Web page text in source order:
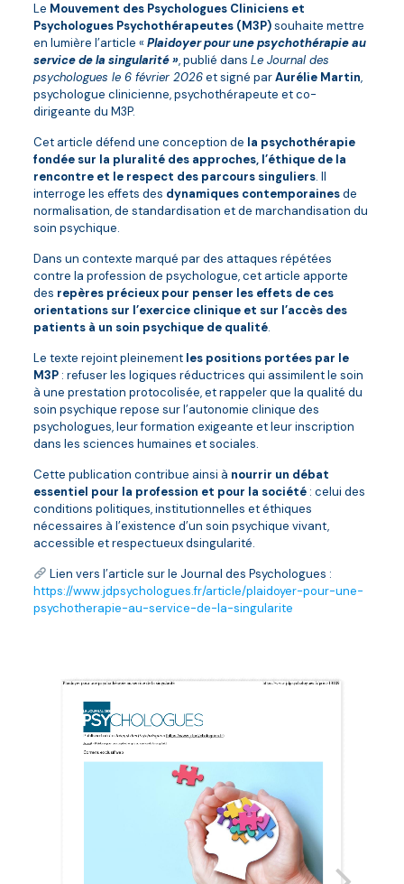
Le Mouvement des Psychologues Cliniciens et
Psychologues Psychothérapeutes (M3P)souhaite mettre
en lumière l’article « Plaidoyer pour une psychothérapie au
service de la singularité », publié dans Le Journal des
psychologues le 6 février 2026et signé parAurélie Martin,
psychologue clinicienne, psychothérapeute et co-
dirigeante du M3P.
Cet article défend une conception de la psychothérapie
fondée sur la pluralité des approches, l’éthique de la
rencontre et le respect des parcours singuliers. Il
interroge les effets des dynamiques contemporainesde
normalisation, de standardisation et de marchandisation du
soin psychique.
Dans un contexte marqué par des attaques répétées
contre la profession de psychologue, cet article apporte
des repères précieux pour penser les effets de ces
orientations sur l’exercice clinique et sur l’accès des
patients à un soin psychique de qualité.
Le texte rejoint pleinementles positions portées par le
M3P: refuser les logiques réductrices qui assimilent le soin
à une prestation protocolisée, et rappeler que la qualité du
soin psychique repose sur l’autonomie clinique des
psychologues, leur formation exigeante et leur inscription
dans les sciences humaines et sociales.
Cette publication contribue ainsi à nourrir un débat
essentiel pour la profession et pour la société: celui des
conditions politiques, institutionnelles et éthiques
nécessaires à l’existence d’un soin psychique vivant,
accessible et respectueux dsingularité.
Lien vers l’article sur le Journal des Psychologues :
https://www.jdpsychologues.fr/article/plaidoyer-pour-une-
psychotherapie-au-service-de-la-singularite